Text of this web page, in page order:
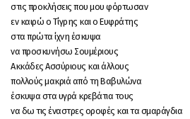
στις προκλήσεις που μου φόρτωσαν
εν καιρώ ο Τίγρης και ο Ευφράτης
στα πρώτα ίχνη έσκυψα
να προσκυνήσω Σουμέριους
Ακκάδες Ασσύριους και άλλους
πολλούς μακριά από τη Βαβυλώνα
έσκυψα στα υγρά κρεβάτια τους
να δω τις έναστρες οροφές και τα σμαράγδια